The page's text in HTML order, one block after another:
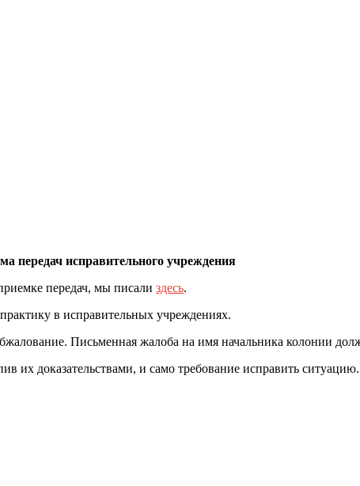
передач исправительного учреждения
передач, мы писали здесь.
в исправительных учреждениях.
Письменная жалоба на имя начальника колонии
их доказательствами, и само требование исправить ситуацию.